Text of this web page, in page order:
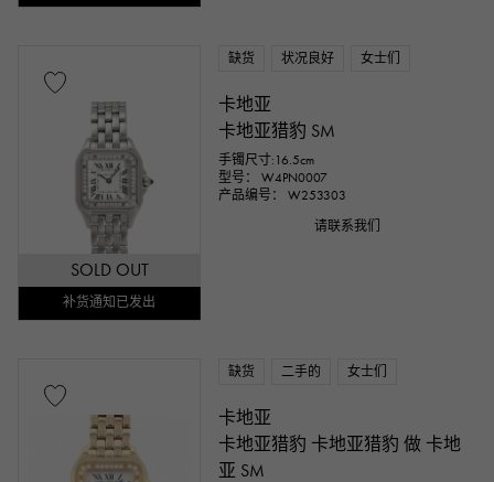
SOLD OUT
补货通知已发出
缺货 状况良好 女士们
卡地亚
卡地亚猎豹 SM
手镯尺寸:16.5cm
型号： W4PN0007
产品编号： W253303
请联系我们
缺货 二手的 女士们
卡地亚
卡地亚猎豹 卡地亚猎豹 做 卡地
亚 SM